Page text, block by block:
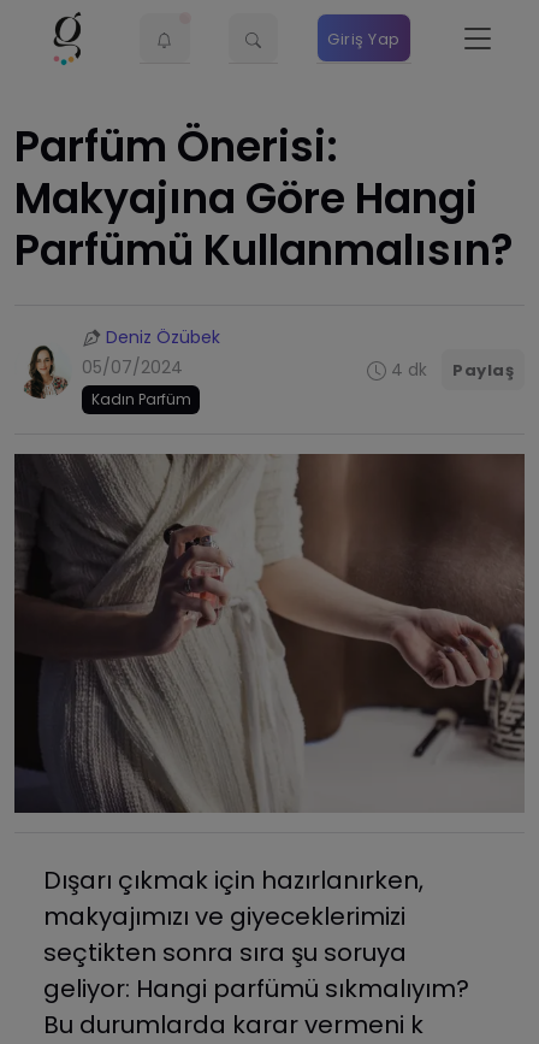
Giriş Yap
Parfüm Önerisi:
Makyajına Göre Hangi
Parfümü Kullanmalısın?
Deniz Özübek
05/07/2024
Kadın Parfüm
4 dk Paylaş
Dışarı çıkmak için hazırlanırken,
makyajımızı ve giyeceklerimizi
seçtikten sonra sıra şu soruya
geliyor: Hangi parfümü sıkmalıyım?
Bu durumlarda karar vermeni k